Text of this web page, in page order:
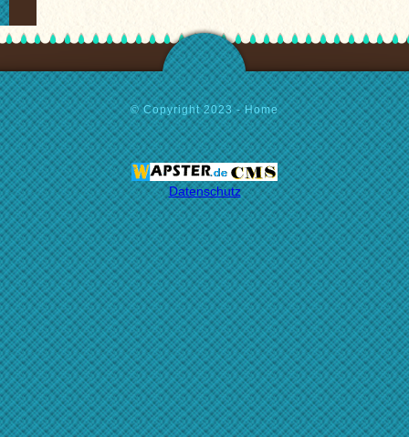
© Copyright 2023 - Home
Datenschutz